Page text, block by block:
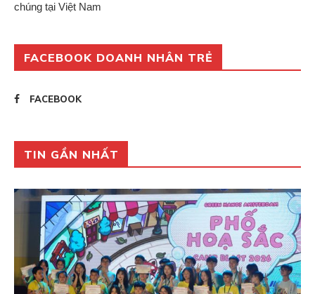
chúng tại Việt Nam
FACEBOOK DOANH NHÂN TRẺ
FACEBOOK
TIN GẦN NHẤT